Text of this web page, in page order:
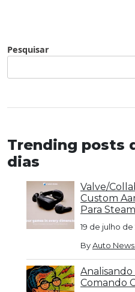
Pesquisar
Trending posts
dias
Valve/
Custom
Para
19 de julho de
ByAuto
Comando